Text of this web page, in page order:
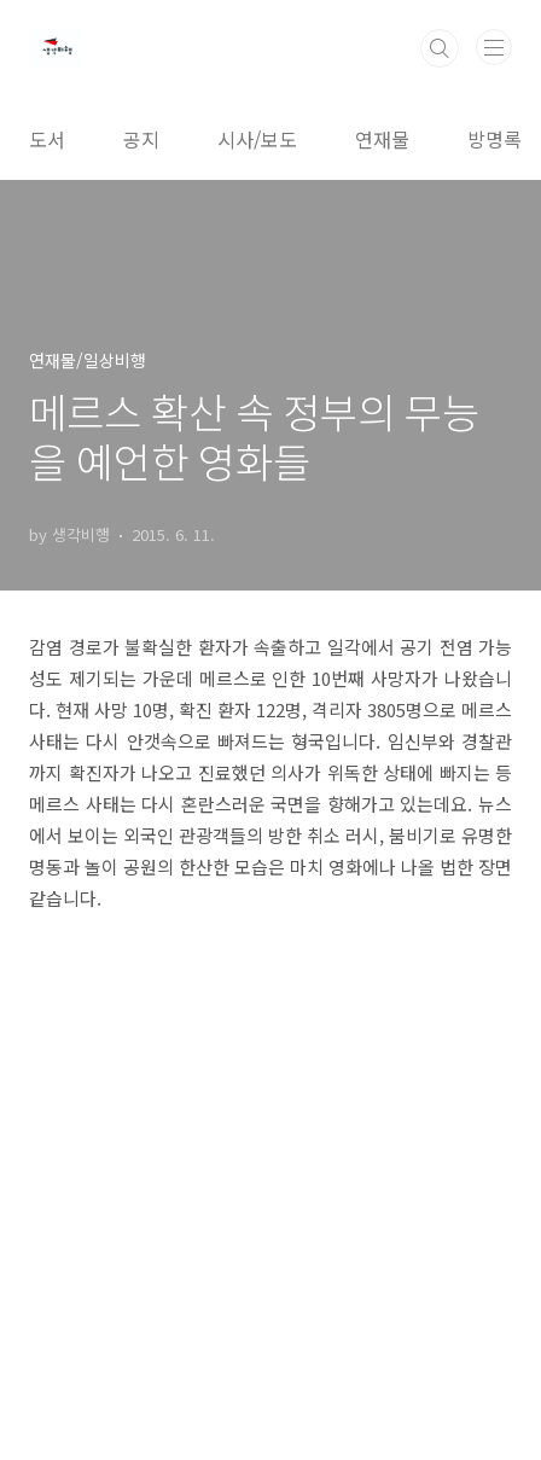
도서 공지 시사/보도 연재물 방명록
연재물/일상비행
메르스 확산 속 정부의 무능
을 예언한 영화들
by 생각비행 2015. 6. 11.
감염 경로가 불확실한 환자가 속출하고 일각에서 공기 전염 가능
성도 제기되는 가운데 메르스로 인한 10번째 사망자가 나왔습니
다. 현재 사망 10명, 확진 환자 122명, 격리자 3805명으로 메르스
사태는 다시 안갯속으로 빠져드는 형국입니다. 임신부와 경찰관
까지 확진자가 나오고 진료했던 의사가 위독한 상태에 빠지는 등
메르스 사태는 다시 혼란스러운 국면을 향해가고 있는데요. 뉴스
에서 보이는 외국인 관광객들의 방한 취소 러시, 붐비기로 유명한
명동과 놀이 공원의 한산한 모습은 마치 영화에나 나올 법한 장면
같습니다.